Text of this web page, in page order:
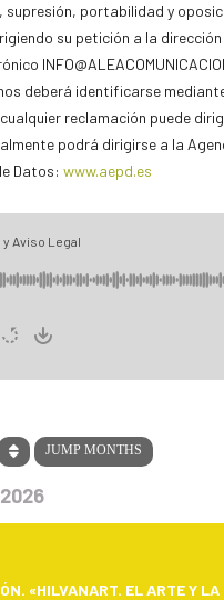
portabilidad y
su petición a la
deberá identificarse
cualquier reclamación puede
podrá dirigirse a la
Datos: www.aepd.es
Aviso Legal
JUMP MONTHS
«HILVANART. EL ARTE Y LA